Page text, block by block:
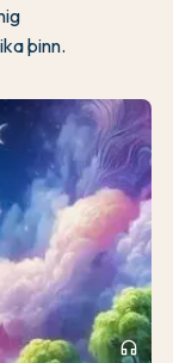
þinn.
headphones